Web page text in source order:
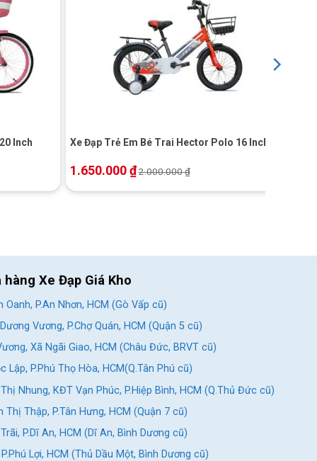
Inch Xe Đạp Trẻ Em Bé Trai Hector Polo 16 Inch
1.650.000₫2.000.000₫
Xe Đạp Giá Kho
Oanh, P.An Nhơn, HCM (Gò Vấp cũ)
Vương, P.Chợ Quán, HCM (Quận 5 cũ)
Xã Ngãi Giao, HCM (Châu Đức, BRVT cũ)
Lập, P.Phú Thọ Hòa, HCM(Q.Tân Phú cũ)
Nhung, KĐT Vạn Phúc, P.Hiệp Bình, HCM (Q.Thủ Đức cũ)
Thị Thập, P.Tân Hưng, HCM (Quận 7 cũ)
P.Dĩ An, HCM (Dĩ An, Bình Dương cũ)
Lợi, HCM (Thủ Dầu Một, Bình Dương cũ)